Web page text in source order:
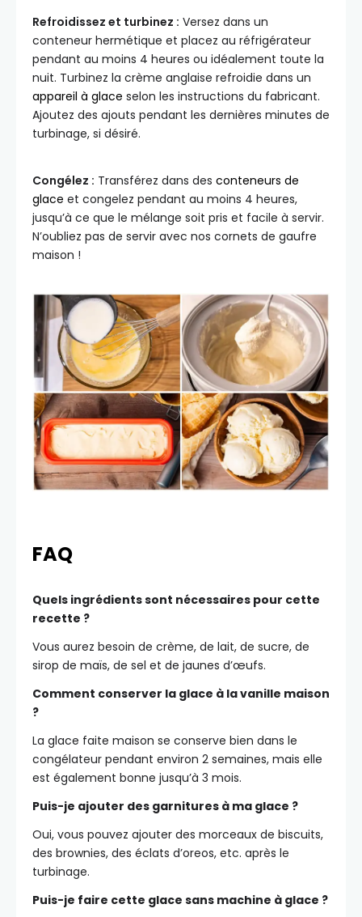
Refroidissez et turbinez : Versez dans un
conteneur hermétique et placez au réfrigérateur
pendant au moins 4 heures ou idéalement toute la
nuit. Turbinez la crème anglaise refroidie dans un
appareil à glace selon les instructions du fabricant.
Ajoutez des ajouts pendant les dernières minutes de
turbinage, si désiré.
Congélez : Transférez dans des conteneurs de
glace et congelez pendant au moins 4 heures,
jusqu’à ce que le mélange soit pris et facile à servir.
N’oubliez pas de servir avec nos cornets de gaufre
maison !
FAQ
Quels ingrédients sont nécessaires pour cette
recette ?
Vous aurez besoin de crème, de lait, de sucre, de
sirop de maïs, de sel et de jaunes d’œufs.
Comment conserver la glace à la vanille maison
?
La glace faite maison se conserve bien dans le
congélateur pendant environ 2 semaines, mais elle
est également bonne jusqu’à 3 mois.
Puis-je ajouter des garnitures à ma glace ?
Oui, vous pouvez ajouter des morceaux de biscuits,
des brownies, des éclats d’oreos, etc. après le
turbinage.
Puis-je faire cette glace sans machine à glace ?